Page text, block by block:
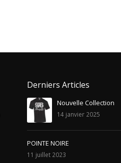
Derniers Articles
Nouvelle Collection
14 janvier 2025
POINTE NOIRE
11 juillet 2023